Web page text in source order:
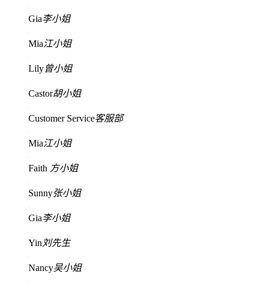
Gia李小姐
Mia江小姐
Lily曾小姐
Castor胡小姐
Customer Service客服部
Mia江小姐
Faith 方小姐
Sunny张小姐
Gia李小姐
Yin 刘先生
Nancy吴小姐